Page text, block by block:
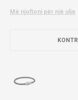
Më njoftoni për një ulje